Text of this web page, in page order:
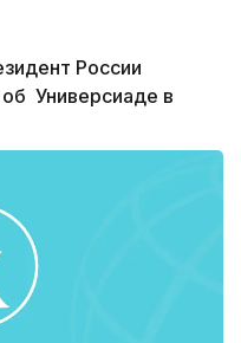
России
Универсиаде в